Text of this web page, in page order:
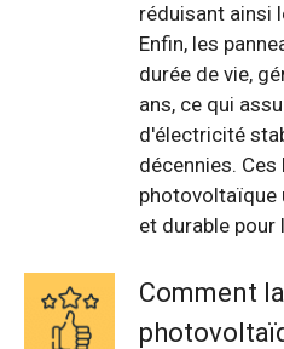
réduisant ainsi
Enfin, les
durée de vie,
ans, ce qui
d'électricité
décennies.
photovoltaïque
et durable pour
Comment